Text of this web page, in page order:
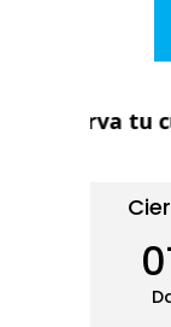
tu cupo